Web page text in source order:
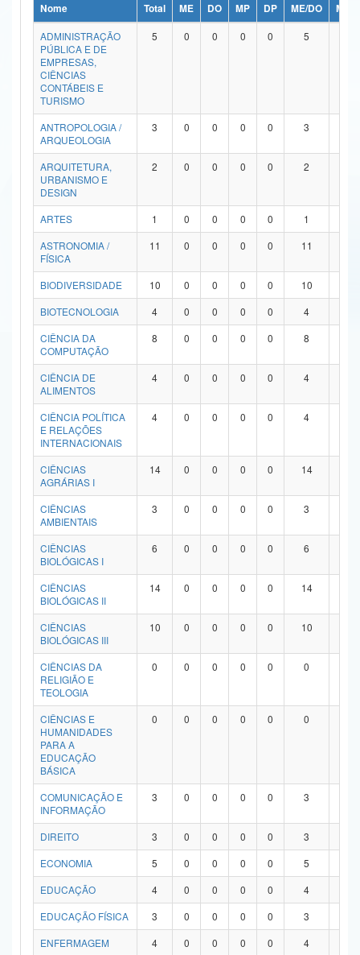
Ministério da Ciência, Tecnologia, Inovações e Comunicações
Ministério do Meio Ambiente
Ministério do Turismo
Ministério do Desenvolvimento Regional
Controladoria-Geral da União
Ministério da Mulher, da Família e dos Direitos Humanos
Secretaria de Governo
Advocacia-Geral da União
Banco Central do Brasil
Nome Total ME DO MP DP ME/DO
MP/
ADMINISTRAÇÃO
PÚBLICA E DE
EMPRESAS,
CIÊNCIAS
CONTÁBEIS E
TURISMO
5 0 0 0 0 5
ANTROPOLOGIA /
ARQUEOLOGIA
3 0 0 0 0 3
ARQUITETURA,
URBANISMO E
DESIGN
2 0 0 0 0 2
ARTES 1 0 0 0 0 1
ASTRONOMIA /
FÍSICA
11 0 0 0 0 11
BIODIVERSIDADE 10 0 0 0 0 10
BIOTECNOLOGIA
4 0 0 0 0 4
CIÊNCIA DA
COMPUTAÇÃO
8 0 0 0 0 8
CIÊNCIA DE
ALIMENTOS
4 0 0 0 0 4
CIÊNCIA POLÍTICA
E RELAÇÕES
INTERNACIONAIS
4 0 0 0 0 4
CIÊNCIAS
AGRÁRIAS I
14 0 0 0 0 14
CIÊNCIAS
AMBIENTAIS
3 0 0 0 0 3
CIÊNCIAS
BIOLÓGICAS I
6 0 0 0 0 6
CIÊNCIAS
BIOLÓGICAS II
14 0 0 0 0 14
CIÊNCIAS
BIOLÓGICAS III
10 0 0 0 0 10
CIÊNCIAS DA
RELIGIÃO E
TEOLOGIA
0 0 0 0 0 0
CIÊNCIAS E
HUMANIDADES
PARA A
EDUCAÇÃO
BÁSICA
0 0 0 0 0 0
COMUNICAÇÃO E
INFORMAÇÃO
3 0 0 0 0 3
DIREITO 3 0 0 0 0 3
ECONOMIA
5 0 0 0 0 5
EDUCAÇÃO
4 0 0 0 0 4
EDUCAÇÃO FÍSICA
3 0 0 0 0 3
ENFERMAGEM
4 0 0 0 0 4